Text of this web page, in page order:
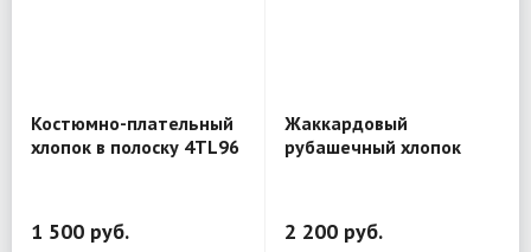
Костюмно-плательный
хлопок в полоску 4TL96
1 500 руб.
Жаккардовый
рубашечный хлопок
2 200 руб.